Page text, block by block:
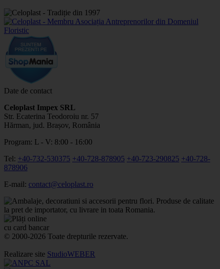
Date de contact
Celoplast Impex SRL
Str. Ecaterina Teodoroiu nr. 57
Hărman, jud. Brașov, România
Program: L - V: 8:00 - 16:00
Tel: +40-732-530375 +40-728-878905 +40-723-290825 +40-728-
878906
E-mail: contact@celoplast.ro
© 2000-2026 Toate drepturile rezervate.
Realizare site StudioWEBER